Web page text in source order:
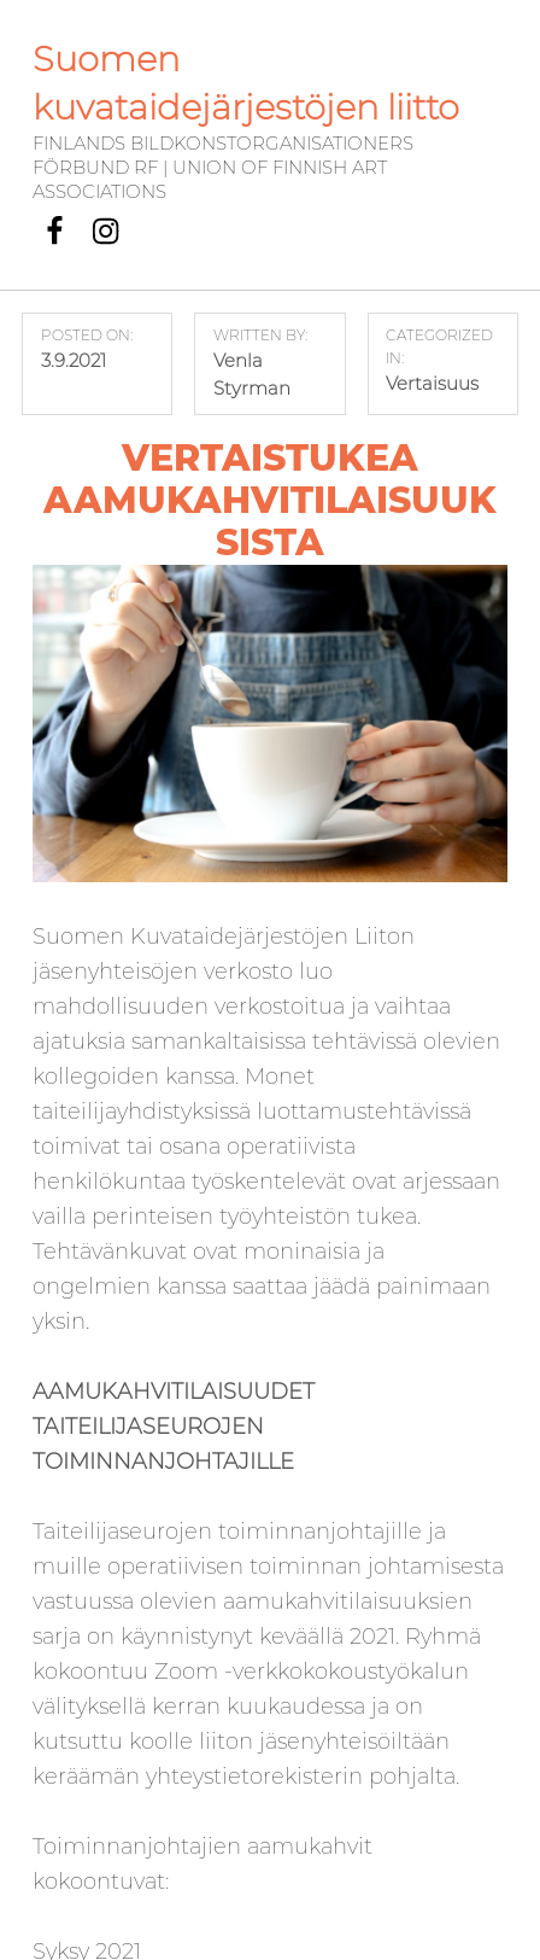
Suomen
kuvataidejärjestöjen liitto
FINLANDS BILDKONSTORGANISATIONERS
FÖRBUND RF | UNION OF FINNISH ART
ASSOCIATIONS
Facebook
Instagram
POSTED ON:
3.9.2021
WRITTEN BY:
Venla
Styrman
CATEGORIZED
IN:
Vertaisuus
VERTAISTUKEA
AAMUKAHVITILAISUUK
SISTA
Suomen Kuvataidejärjestöjen Liiton
jäsenyhteisöjen verkosto luo
mahdollisuuden verkostoitua ja vaihtaa
ajatuksia samankaltaisissa tehtävissä olevien
kollegoiden kanssa. Monet
taiteilijayhdistyksissä luottamustehtävissä
toimivat tai osana operatiivista
henkilökuntaa työskentelevät ovat arjessaan
vailla perinteisen työyhteistön tukea.
Tehtävänkuvat ovat moninaisia ja
ongelmien kanssa saattaa jäädä painimaan
yksin.
AAMUKAHVITILAISUUDET
TAITEILIJASEUROJEN
TOIMINNANJOHTAJILLE
Taiteilijaseurojen toiminnanjohtajille ja
muille operatiivisen toiminnan johtamisesta
vastuussa olevien aamukahvitilaisuuksien
sarja on käynnistynyt keväällä 2021. Ryhmä
kokoontuu Zoom -verkkokokoustyökalun
välityksellä kerran kuukaudessa ja on
kutsuttu koolle liiton jäsenyhteisöiltään
keräämän yhteystietorekisterin pohjalta.
Toiminnanjohtajien aamukahvit
kokoontuvat:
Syksy 2021